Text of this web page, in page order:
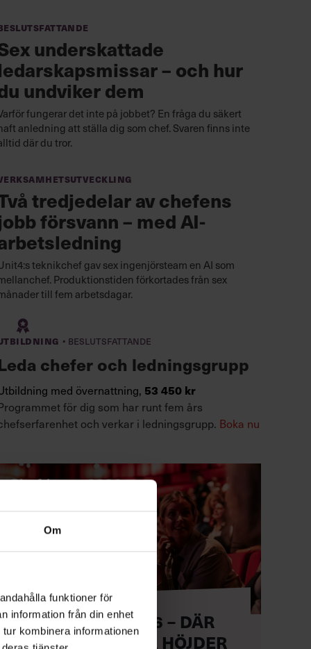
Om
funktioner för
information från din enhet
kombinera informationen
underskattade
– och hur
undviker dem
fungerar det inte på jobbet? En fråga du säkert
anledning att ställa dig som chef. Svaren finns inte
där du tror.
tredjedelar av chefens
försvann – med AI-
teknikchef gav sex ingenjörsteam en AI som
Produktionstiden förkortades från sex
till fem arbetsdagar.
· Beslutsfattande
chefer och ledningsgrupp
med övernattning, 53 450 kr
för dig som har runt fem års
och verkar i ledningsgrupp. Boka nu
CHEFDAGEN 2026 – DÄR
LEDARE NÅR NYA HÖJDER